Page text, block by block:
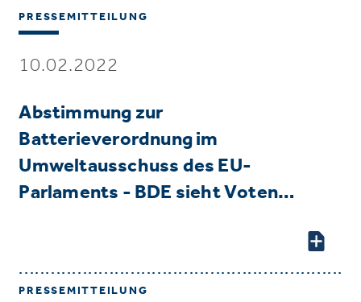
PRESSEMITTEILUNG
10.02.2022
Abstimmung zur
Batterieverordnung im
Umweltausschuss des EU-
Parlaments - BDE sieht Voten…
PRESSEMITTEILUNG